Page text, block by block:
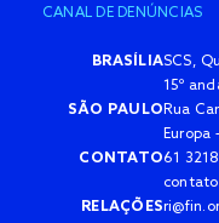
CANAL DE DENÚNCIAS
BRASÍLIASCS,
15º
SÃO PAULO Rua
Europa
CONTATO61
RELAÇÕES